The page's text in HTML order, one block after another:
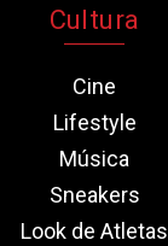
Cultura
Cine
Lifestyle
Música
Sneakers
Look de Atletas